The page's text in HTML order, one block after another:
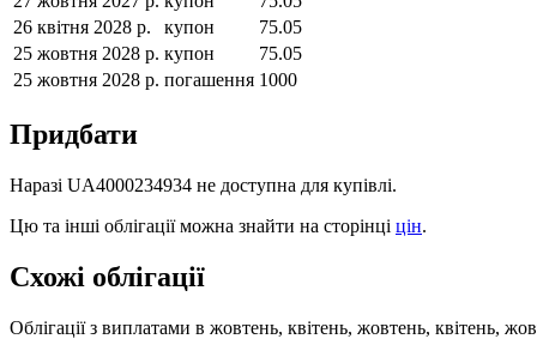
26 квітня 2028 р.
купон
75.05
25 жовтня 2028 р. купон
75.05
25 жовтня 2028 р. погашення 1000
Придбати
Наразі UA4000234934 не доступна для купівлі.
Цю та інші облігації можна знайти на сторінці цін.
Схожі облігації
Облігації з виплатами в жовтень, квітень, жовтень, квітень,